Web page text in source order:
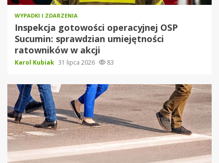
WYPADKI I ZDARZENIA
Inspekcja gotowości operacyjnej OSP
Sucumin: sprawdzian umiejętności
ratowników w akcji
Karol Kubiak 31 lipca 2026 83